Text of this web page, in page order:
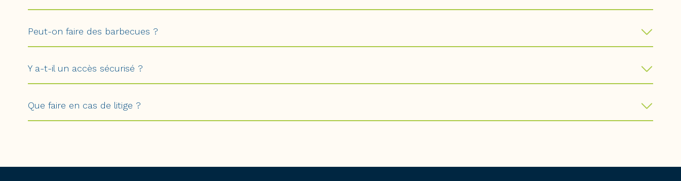
Peut-on faire des barbecues ?
Y a-t-il un accès sécurisé ?
Que faire en cas de litige ?